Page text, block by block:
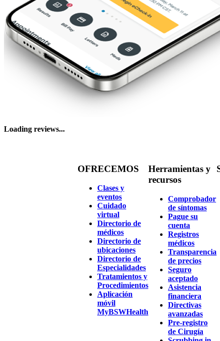
Loading reviews...
OFRECEMOS
Clases y
eventos
Cuidado
virtual
Directorio de
médicos
Directorio de
ubicaciones
Directorio de
Especialidades
Tratamientos y
Procedimientos
Aplicación
móvil
MyBSWHealth
Herramientas y
recursos
Comprobador
de síntomas
Pague su
cuenta
Registros
médicos
Transparencia
de precios
Seguro
aceptado
Asistencia
financiera
Directivas
avanzadas
Pre-registro
de Cirugía